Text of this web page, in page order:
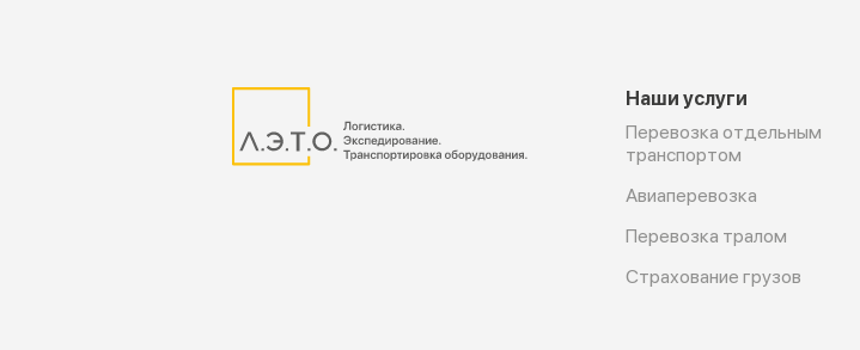
Наши услуги
Перевозка отдельным
транспортом
Авиаперевозка
Перевозка тралом
Страхование грузов